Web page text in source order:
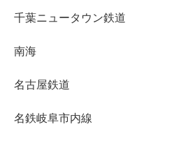
千葉ニュータウン鉄道
南海
名古屋鉄道
名鉄岐阜市内線